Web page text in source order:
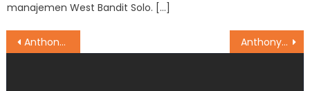
manajemen West Bandit Solo. […]
Post
Anthony Joshua Comeback Cepat: Dalam 12 Minggu, Aku Bertarung Lagi Anthony Ginting Bakal Kembali ke Peringkat Kedua Ranking BWF dan Tempel Viktor Axelsen Pekan Depan, Ini penyebabnya